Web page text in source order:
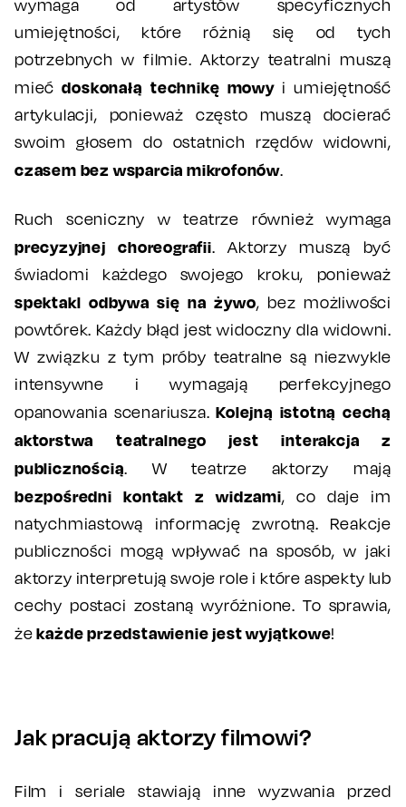
wymaga od artystów specyficznych
umiejętności, które różnią się od tych
potrzebnych w filmie. Aktorzy teatralni muszą
miećdoskonałą technikę mowyi umiejętność
artykulacji, ponieważ często muszą docierać
swoim głosem do ostatnich rzędów widowni,
czasem bez wsparcia mikrofonów.
Ruch sceniczny w teatrze również wymaga
precyzyjnej choreografii. Aktorzy muszą być
świadomi każdego swojego kroku, ponieważ
spektakl odbywa się na żywo, bez możliwości
powtórek. Każdy błąd jest widoczny dla widowni.
W związku z tym próby teatralne są niezwykle
intensywne i wymagają perfekcyjnego
opanowania scenariusza.Kolejną istotną cechą
aktorstwa teatralnego jest interakcja z
publicznością. W teatrze aktorzy mają
bezpośredni kontakt z widzami, co daje im
natychmiastową informację zwrotną. Reakcje
publiczności mogą wpływać na sposób, w jaki
aktorzy interpretują swoje role i które aspekty lub
cechy postaci zostaną wyróżnione. To sprawia,
żekażde przedstawienie jest wyjątkowe!
Jak pracują aktorzy filmowi?
Film i seriale stawiają inne wyzwania przed